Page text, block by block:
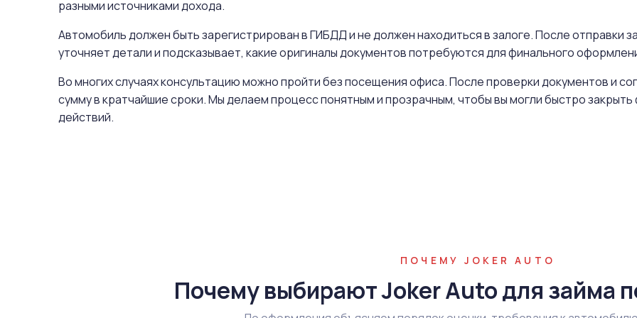
разными источниками дохода.
Автомобиль должен быть зарегистрирован в ГИБДД и не должен находиться в залоге. После отправки
уточняет детали и подсказывает, какие оригиналы документов потребуются для финального
Во многих случаях консультацию можно пройти без посещения офиса. После проверки документов и
сумму в кратчайшие сроки. Мы делаем процесс понятным и прозрачным, чтобы вы могли быстро
действий.
ПОЧЕМУ JOKER AUTO
Почему выбирают Joker Auto для займа